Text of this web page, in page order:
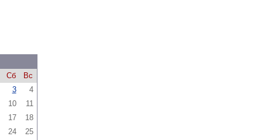
Сб
Вс
3
4
10
11
17
18
24
25